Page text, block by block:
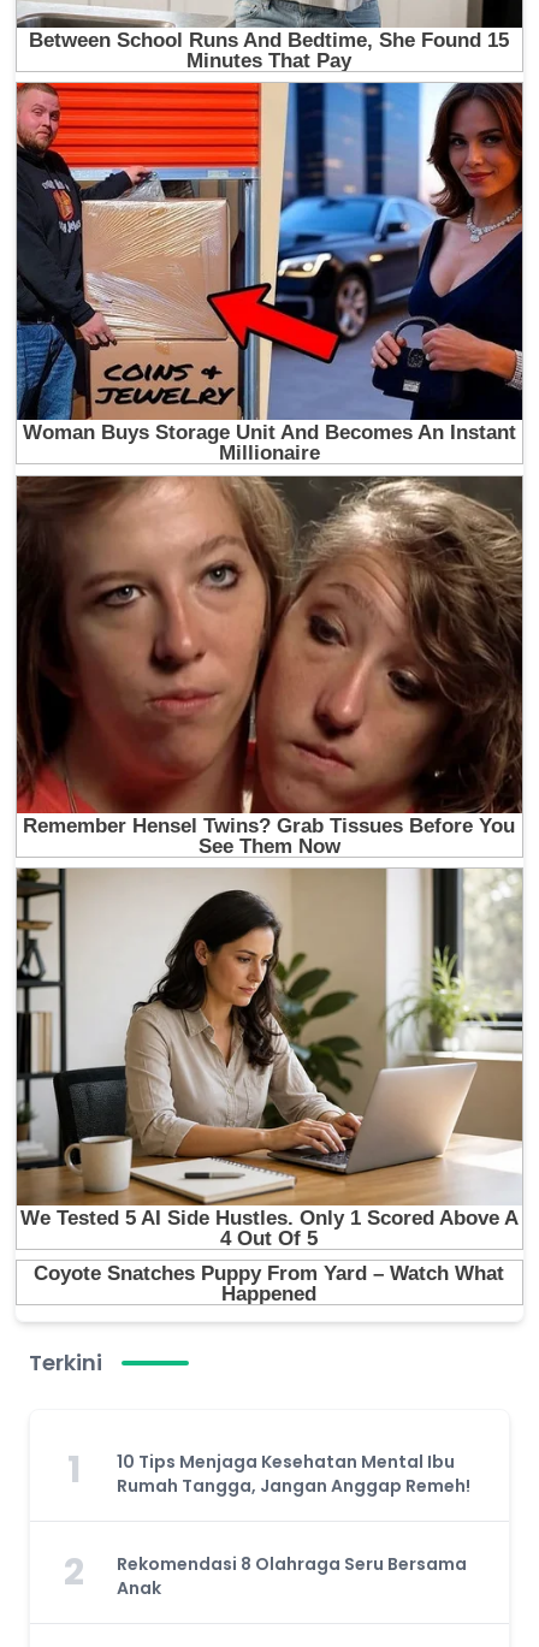
Terkini
1
10 Tips Menjaga Kesehatan Mental Ibu
Rumah Tangga, Jangan Anggap Remeh!
2
Rekomendasi 8 Olahraga Seru Bersama
Anak